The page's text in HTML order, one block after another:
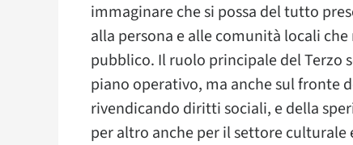
immaginare che si possa del tutto
alla persona e alle comunità locali
pubblico. Il ruolo principale del Terzo
piano operativo, ma anche sul fronte
rivendicando diritti sociali, e della
per altro anche per il settore culturale